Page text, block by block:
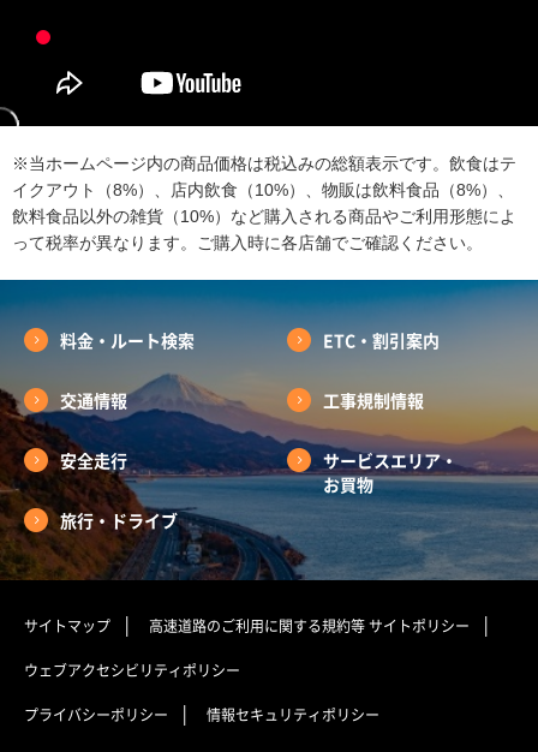
※当ホームページ内の商品価格は税込みの総額表示です。飲食はテ
イクアウト（8%）、店内飲食（10%）、物販は飲料食品（8%）、
飲料食品以外の雑貨（10%）など購入される商品やご利用形態によ
って税率が異なります。ご購入時に各店舗でご確認ください。
料金・ルート検索 ETC・割引案内
交通情報 工事規制情報
安全走行
サービスエリア・
お買物
旅行・ドライブ
サイトマップ 高速道路のご利用に関する規約等サイトポリシー
ウェブアクセシビリティポリシー
プライバシーポリシー 情報セキュリティポリシー